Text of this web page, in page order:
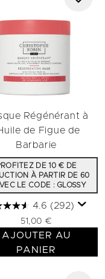
Régénérant à
de Figue de
Barbarie
DE 10 € DE
À PARTIR DE 60
LE CODE : GLOSSY
4.6 (292)
51,00 €
AJOUTER AU
PANIER